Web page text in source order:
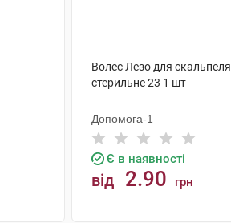
Волес Лезо для скальпеля
стерильне 23 1 шт
Допомога-1
Є в наявності
від 2.90 грн